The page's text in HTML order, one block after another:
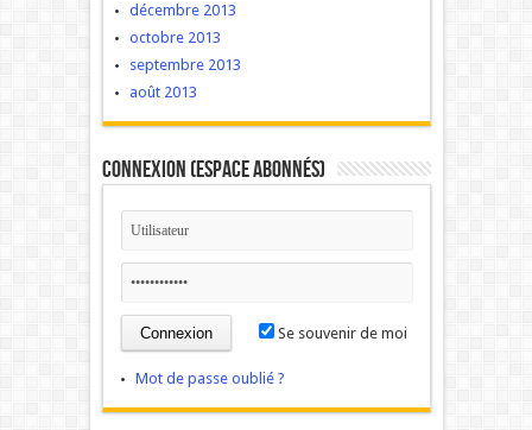
décembre 2013
octobre 2013
septembre 2013
août 2013
Connexion (Espace Abonnés)
Se souvenir de moi
Mot de passe oublié ?